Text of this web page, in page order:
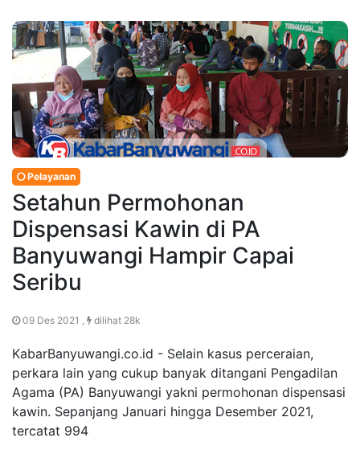
Pelayanan
Setahun Permohonan
Dispensasi Kawin di PA
Banyuwangi Hampir Capai
Seribu
09 Des 2021 , dilihat 28k
KabarBanyuwangi.co.id - Selain kasus perceraian,
perkara lain yang cukup banyak ditangani Pengadilan
Agama (PA) Banyuwangi yakni permohonan dispensasi
kawin. Sepanjang Januari hingga Desember 2021,
tercatat 994